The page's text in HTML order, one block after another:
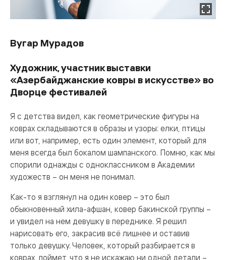
Вугар Мурадов
Художник, участник выставки
«Азербайджанские ковры в искусстве» во
Дворце фестивалей
Я с детства видел, как геометрические фигуры на
коврах складываются в образы и узоры: елки, птицы
или вот, например, есть один элемент, который для
меня всегда был бокалом шампанского. Помню, как мы
спорили однажды с одноклассником в Академии
художеств – он меня не понимал.
Как-то я взглянул на один ковер – это был
обыкновенный хила-афшан, ковер бакинской группы –
и увидел на нем девушку в переднике. Я решил
нарисовать его, закрасив всё лишнее и оставив
только девушку. Человек, который разбирается в
коврах, поймет, что я не искажаю ни одной детали –